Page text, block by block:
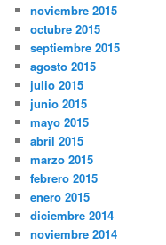
noviembre 2015
octubre 2015
septiembre 2015
agosto 2015
julio 2015
junio 2015
mayo 2015
abril 2015
marzo 2015
febrero 2015
enero 2015
diciembre 2014
noviembre 2014